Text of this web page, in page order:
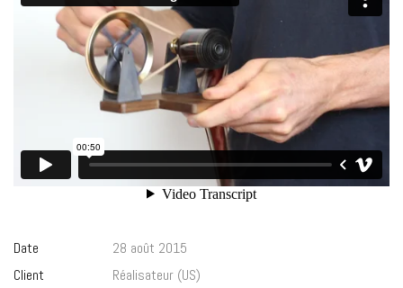
Date
28 août 2015
Client
Réalisateur (US)